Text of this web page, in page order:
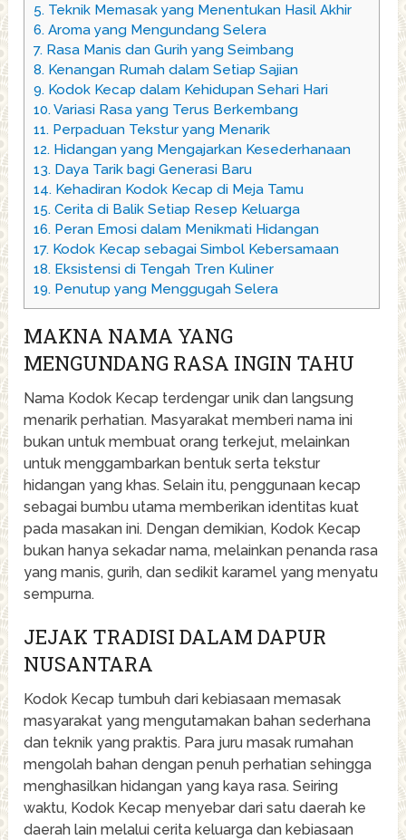
5. Teknik Memasak yang Menentukan Hasil Akhir
6. Aroma yang Mengundang Selera
7. Rasa Manis dan Gurih yang Seimbang
8. Kenangan Rumah dalam Setiap Sajian
9. Kodok Kecap dalam Kehidupan Sehari Hari
10.Variasi Rasa yang Terus Berkembang
11. Perpaduan Tekstur yang Menarik
12. Hidangan yang Mengajarkan Kesederhanaan
13. Daya Tarik bagi Generasi Baru
14. Kehadiran Kodok Kecap di Meja Tamu
15. Cerita di Balik Setiap Resep Keluarga
16. Peran Emosi dalam Menikmati Hidangan
17. Kodok Kecap sebagai Simbol Kebersamaan
18. Eksistensi di Tengah Tren Kuliner
19. Penutup yang Menggugah Selera
MAKNA NAMA YANG
MENGUNDANG RASA INGIN TAHU
Nama Kodok Kecap terdengar unik dan langsung
menarik perhatian. Masyarakat memberi nama ini
bukan untuk membuat orang terkejut, melainkan
untuk menggambarkan bentuk serta tekstur
hidangan yang khas. Selain itu, penggunaan kecap
sebagai bumbu utama memberikan identitas kuat
pada masakan ini. Dengan demikian, Kodok Kecap
bukan hanya sekadar nama, melainkan penanda rasa
yang manis, gurih, dan sedikit karamel yang menyatu
sempurna.
JEJAK TRADISI DALAM DAPUR
NUSANTARA
Kodok Kecap tumbuh dari kebiasaan memasak
masyarakat yang mengutamakan bahan sederhana
dan teknik yang praktis. Para juru masak rumahan
mengolah bahan dengan penuh perhatian sehingga
menghasilkan hidangan yang kaya rasa. Seiring
waktu, Kodok Kecap menyebar dari satu daerah ke
daerah lain melalui cerita keluarga dan kebiasaan